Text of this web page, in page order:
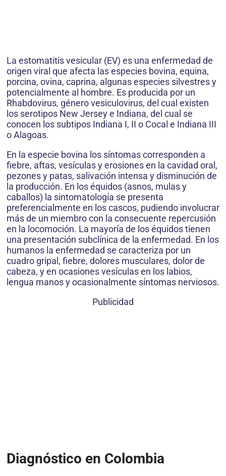
La estomatitis vesicular (EV) es una enfermedad de
origen viral que afecta las especies bovina, equina,
porcina, ovina, caprina, algunas especies silvestres y
potencialmente al hombre. Es producida por un
Rhabdovirus, género vesiculovirus, del cual existen
los serotipos New Jersey e Indiana, del cual se
conocen los subtipos Indiana I, II o Cocal e Indiana III
o Alagoas.
En la especie bovina los síntomas corresponden a
fiebre, aftas, vesículas y erosiones en la cavidad oral,
pezones y patas, salivación intensa y disminución de
la producción. En los équidos (asnos, mulas y
caballos) la sintomatología se presenta
preferencialmente en los cascos, pudiendo involucrar
más de un miembro con la consecuente repercusión
en la locomoción. La mayoría de los équidos tienen
una presentación subclínica de la enfermedad. En los
humanos la enfermedad se caracteriza por un
cuadro gripal, fiebre, dolores musculares, dolor de
cabeza, y en ocasiones vesículas en los labios,
lengua manos y ocasionalmente síntomas nerviosos.
Publicidad
Diagnóstico en Colombia